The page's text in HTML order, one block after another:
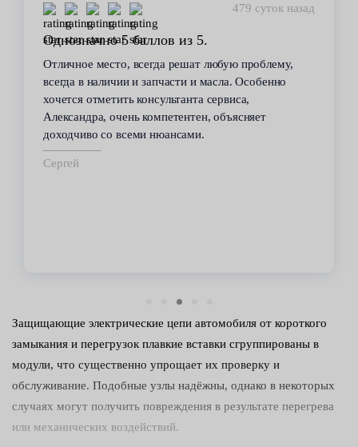
479 суток назад
Однозначно 5 баллов из 5.
Отличное место, всегда решат любую проблему,
всегда в наличии и запчасти и масла. Особенно
хочется отметить консультанта сервиса,
Александра, очень компетентен, объясняет
доходчиво со всеми нюансами.
Сергей
Защищающие электрические цепи автомобиля от короткого
замыкания и перегрузок плавкие вставки сгруппированы в
модули, что существенно упрощает их проверку и
обслуживание. Подобные узлы надёжны, однако в некоторых
случаях могут получить повреждения в результате перегрева
или механических воздействий.